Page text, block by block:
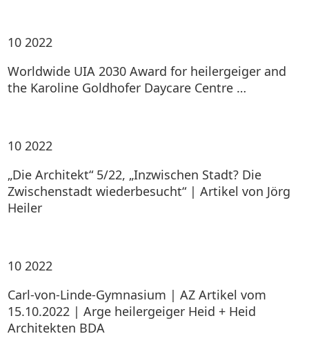
10 2022
Worldwide UIA 2030 Award for heilergeiger and
the Karoline Goldhofer Daycare Centre …
10 2022
„Die Architekt“ 5/22, „Inzwischen Stadt? Die
Zwischenstadt wiederbesucht“ | Artikel von Jörg
Heiler
10 2022
Carl-von-Linde-Gymnasium | AZ Artikel vom
15.10.2022 | Arge heilergeiger Heid + Heid
Architekten BDA